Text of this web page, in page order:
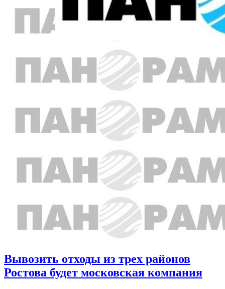
Вывозить отходы из трех районов
Ростова будет московская компания